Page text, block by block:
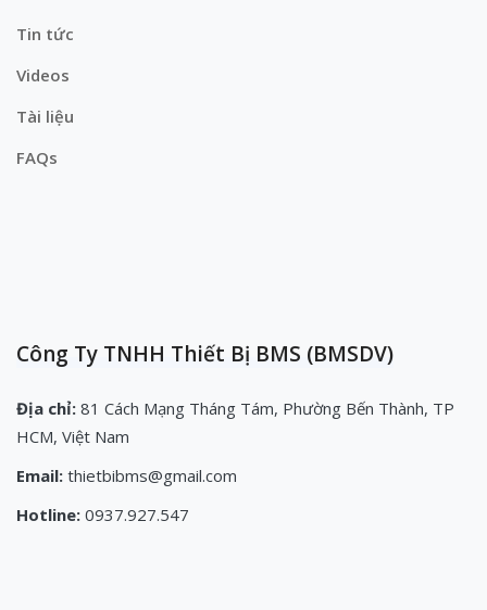
Tin tức
Videos
Tài liệu
FAQs
Công Ty TNHH Thiết Bị BMS (BMSDV)
Địa chỉ: 81 Cách Mạng Tháng Tám, Phường Bến Thành, TP
HCM, Việt Nam
Email: thietbibms@gmail.com
Hotline: 0937.927.547